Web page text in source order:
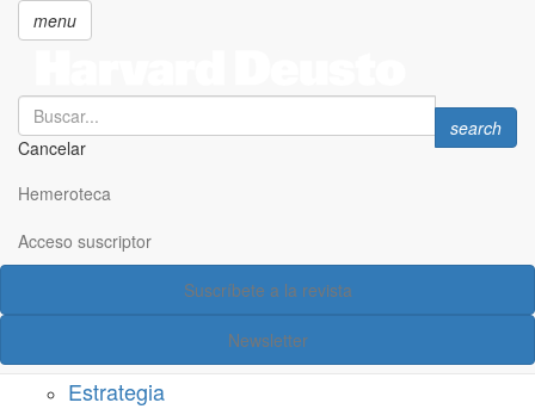
principal
menu
Search
Cancelar
Search
search
Hemeroteca
Acceso suscriptor
Suscríbete a la revista
Newsletter
Acceso suscriptor
Estrategia